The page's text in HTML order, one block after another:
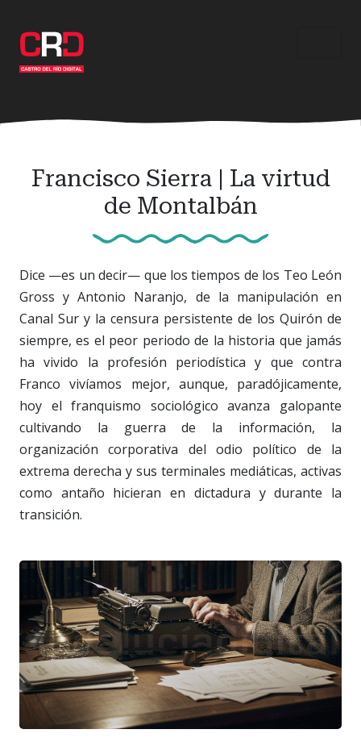
contenido
principal
Francisco Sierra | La virtud
de Montalbán
Dice —es un decir— que los tiempos de los Teo León
Gross y Antonio Naranjo, de la manipulación en
Canal Sur y la censura persistente de los Quirón de
siempre, es el peor periodo de la historia que jamás
ha vivido la profesión periodística y que contra
Franco vivíamos mejor, aunque, paradójicamente,
hoy el franquismo sociológico avanza galopante
cultivando la guerra de la información, la
organización corporativa del odio político de la
extrema derecha y sus terminales mediáticas, activas
como antaño hicieran en dictadura y durante la
transición.